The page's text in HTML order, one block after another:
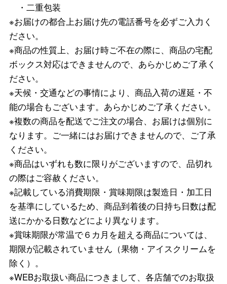
・二重包装
※お届けの都合上お届け先の電話番号を必ずご入力く
ださい。
※商品の性質上、お届け時ご不在の際に、商品の宅配
ボックス対応はできませんので、あらかじめご了承く
ださい。
※天候・交通などの事情により、商品入荷の遅延・不
能の場合もございます。あらかじめご了承ください。
※複数の商品を配送でご注文の場合、お届けは個別に
なります。ご一緒にはお届けできませんので、ご了承
ください。
※商品はいずれも数に限りがございますので、品切れ
の際はご容赦ください。
※記載している消費期限・賞味期限は製造日・加工日
を基準にしているため、商品到着後の日持ち日数は配
送にかかる日数などにより異なります。
※賞味期限が常温で６カ月を超える商品については、
期限が記載されていません（果物・アイスクリームを
除く）。
※WEBお取扱い商品につきまして、各店舗でのお取扱